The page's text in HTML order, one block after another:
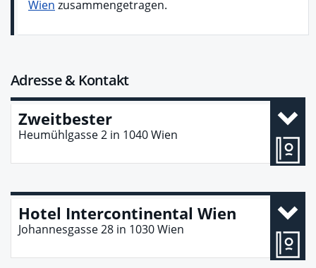
Wien zusammengetragen.
Adresse & Kontakt
Zweitbester
Heumühlgasse 2 in 1040Wien
Hotel Intercontinental Wien
Johannesgasse 28 in 1030Wien